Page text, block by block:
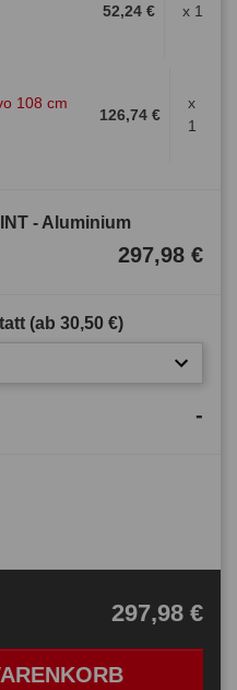
52,24 € x 1
108 cm
126,74 €
x
1
- Aluminium
297,98 €
(ab 30,50 €)
-
297,98 €